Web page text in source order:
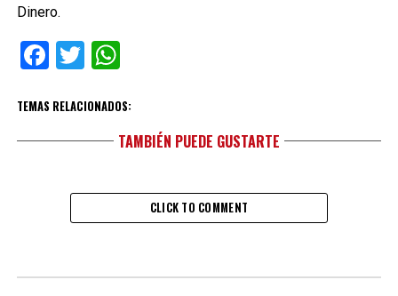
Dinero.
Facebook
TwitterWhatsApp
TEMAS RELACIONADOS:
TAMBIÉN PUEDE GUSTARTE
CLICK TO COMMENT